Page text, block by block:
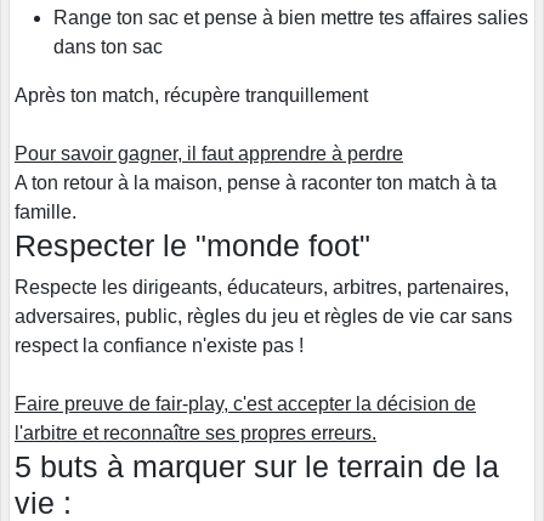
Range ton sac et pense à bien mettre tes affaires salies
dans ton sac
Après ton match, récupère tranquillement
Pour savoir gagner, il faut apprendre à perdre
A ton retour à la maison, pense à raconter ton match à ta
famille.
Respecter le "monde foot"
Respecte les dirigeants, éducateurs, arbitres, partenaires,
adversaires, public, règles du jeu et règles de vie car sans
respect la confiance n'existe pas !
Faire preuve de fair-play, c'est accepter la décision de
l'arbitre et reconnaître ses propres erreurs.
5 buts à marquer sur le terrain de la
vie :